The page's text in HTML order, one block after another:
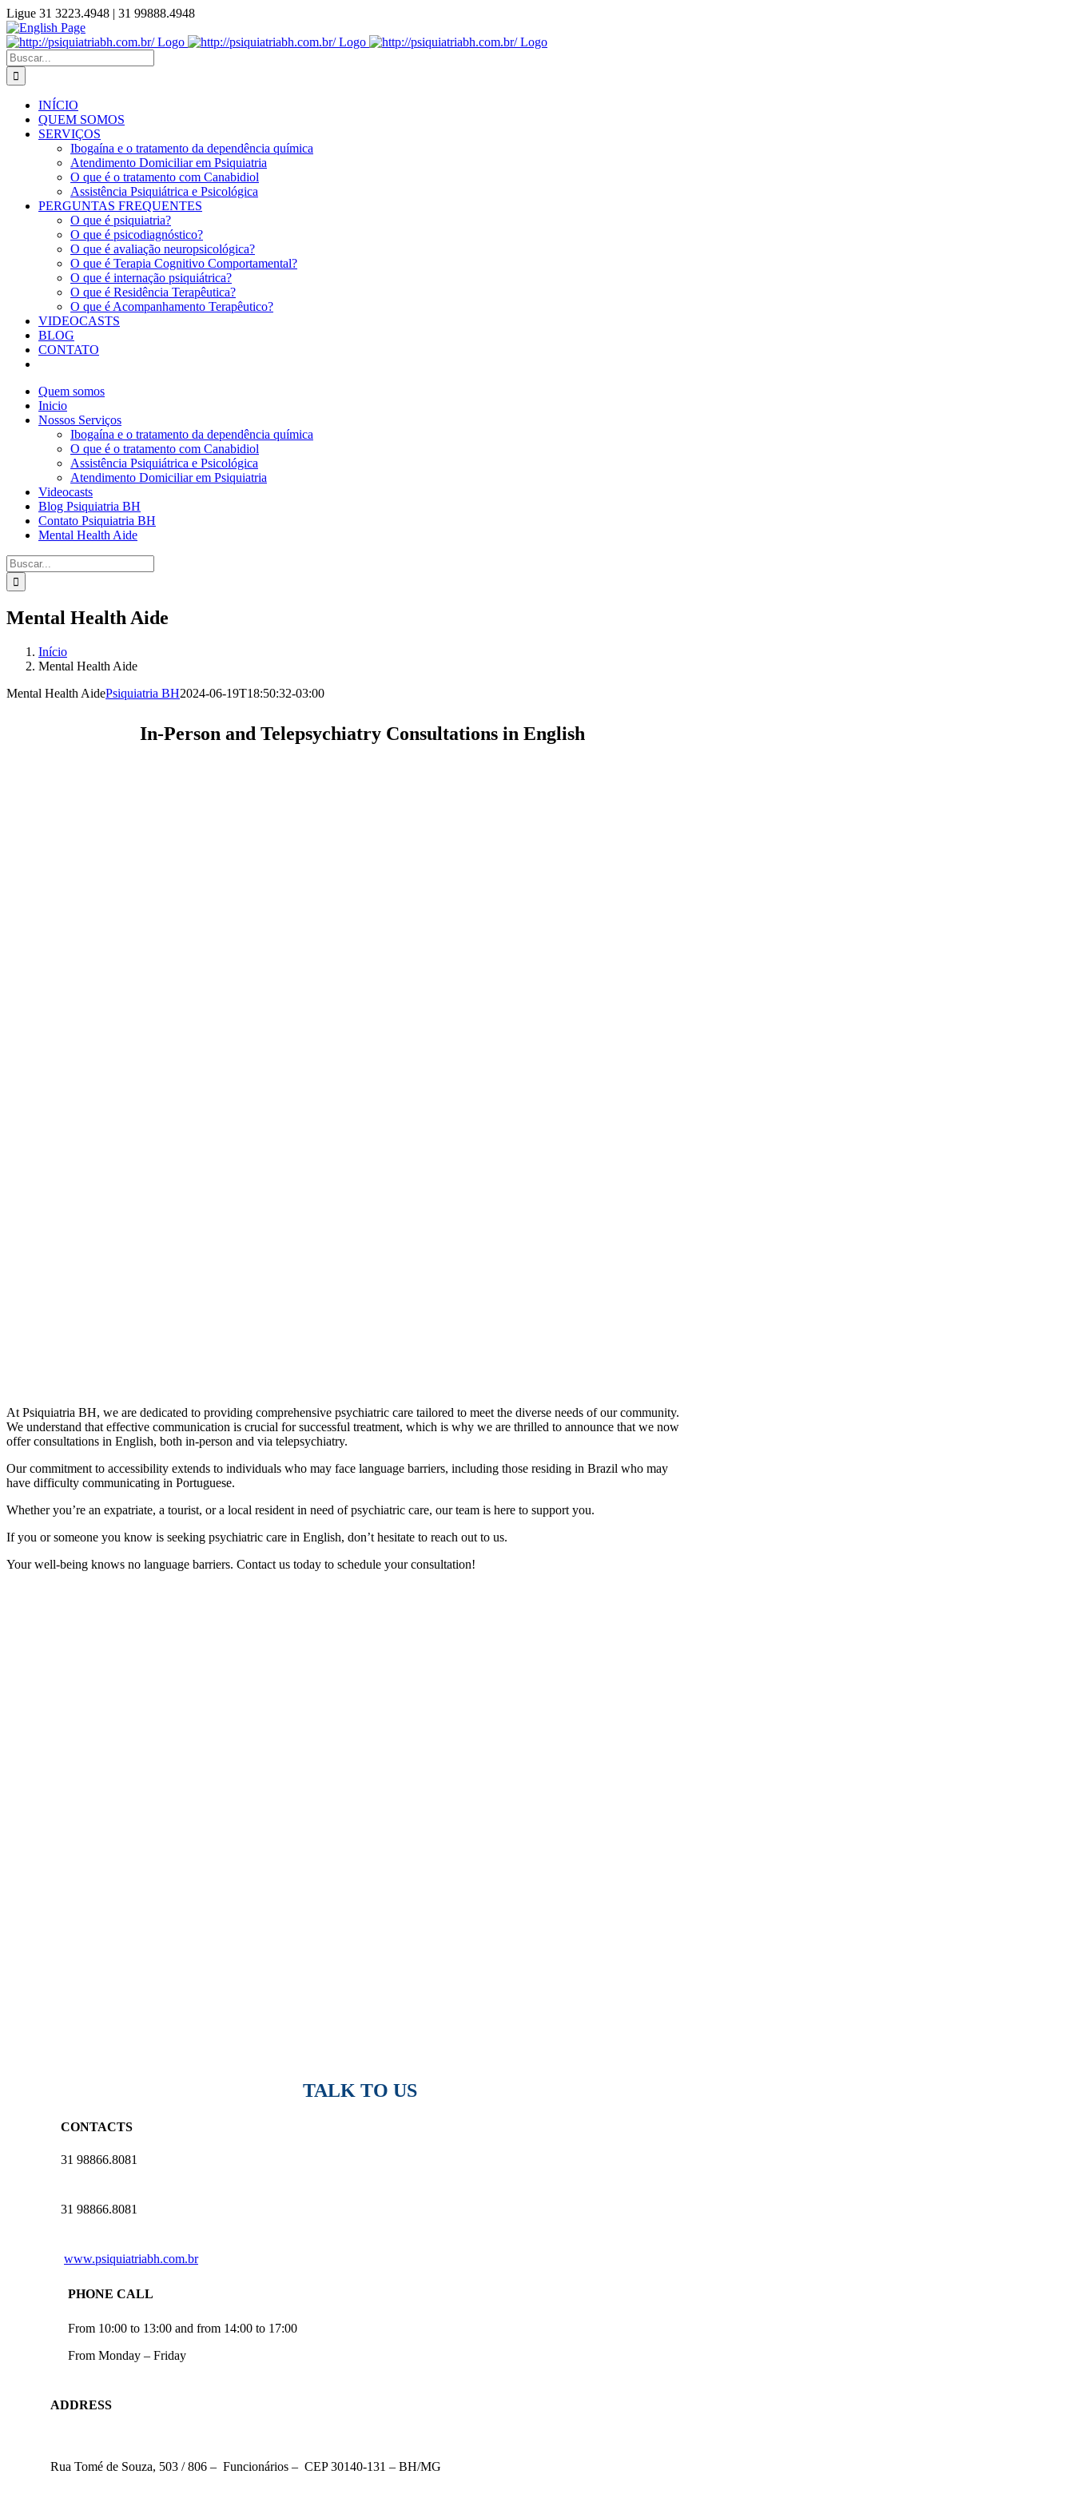
Ir
para
o
conteúdo
Ligue 31 3223.4948 | 31 99888.4948
Instagram
Facebook
YouTube
English
Page
Pesquisar
por:
INÍCIO
QUEM SOMOS
SERVIÇOS
Ibogaína e o tratamento da dependência química
Atendimento Domiciliar em Psiquiatria
O que é o tratamento com Canabidiol
Assistência Psiquiátrica e Psicológica
PERGUNTAS FREQUENTES
O que é psiquiatria?
O que é psicodiagnóstico?
O que é avaliação neuropsicológica?
O que é Terapia Cognitivo Comportamental?
O que é internação psiquiátrica?
O que é Residência Terapêutica?
O que é Acompanhamento Terapêutico?
VIDEOCASTS
BLOG
CONTATO
Quem somos
Inicio
Nossos Serviços
Ibogaína e o tratamento da dependência química
O que é o tratamento com Canabidiol
Assistência Psiquiátrica e Psicológica
Atendimento Domiciliar em Psiquiatria
Videocasts
Blog Psiquiatria BH
Contato Psiquiatria BH
Mental Health Aide
Pesquisar
por:
Mental Health Aide
Início
Mental Health Aide
Mental Health AidePsiquiatria BH2024-06-19T18:50:32-03:00
In-Person and Telepsychiatry Consultations in English
At Psiquiatria BH, we are dedicated to providing comprehensive psychiatric care tailored to meet the diverse needs of our community.
We understand that effective communication is crucial for successful treatment, which is why we are thrilled to announce that we now
offer consultations in English, both in-person and via telepsychiatry.
Our commitment to accessibility extends to individuals who may face language barriers, including those residing in Brazil who may
have difficulty communicating in Portuguese.
Whether you’re an expatriate, a tourist, or a local resident in need of psychiatric care, our team is here to support you.
If you or someone you know is seeking psychiatric care in English, don’t hesitate to reach out to us.
Your well-being knows no language barriers. Contact us today to schedule your consultation!
TALK TO US
CONTACTS
31 98866.8081
31 98866.8081
www.psiquiatriabh.com.br
PHONE CALL
From 10:00 to 13:00 and from 14:00 to 17:00
From Monday – Friday
ADDRESS
Rua Tomé de Souza, 503 / 806 – Funcionários – CEP 30140-131 – BH/MG